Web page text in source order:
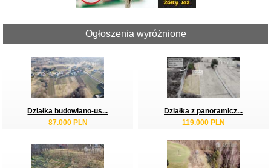
Ogłoszenia wyróżnione
Działka budowlano-us...
87.000 PLN
Działka z panoramicz...
119.000 PLN